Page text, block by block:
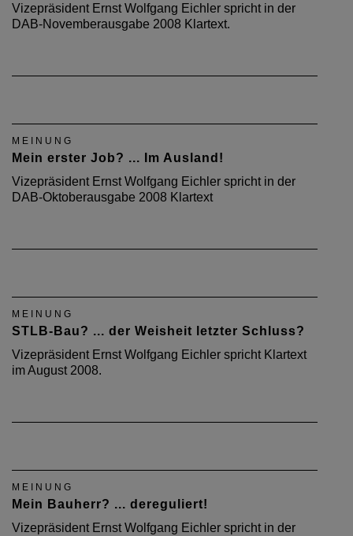
Vizepräsident Ernst Wolfgang Eichler spricht in der
DAB-Novemberausgabe 2008 Klartext.
MEINUNG
Mein erster Job? ... Im Ausland!
Vizepräsident Ernst Wolfgang Eichler spricht in der
DAB-Oktoberausgabe 2008 Klartext
MEINUNG
STLB-Bau? ... der Weisheit letzter Schluss?
Vizepräsident Ernst Wolfgang Eichler spricht Klartext
im August 2008.
MEINUNG
Mein Bauherr? ... dereguliert!
Vizepräsident Ernst Wolfgang Eichler spricht in der